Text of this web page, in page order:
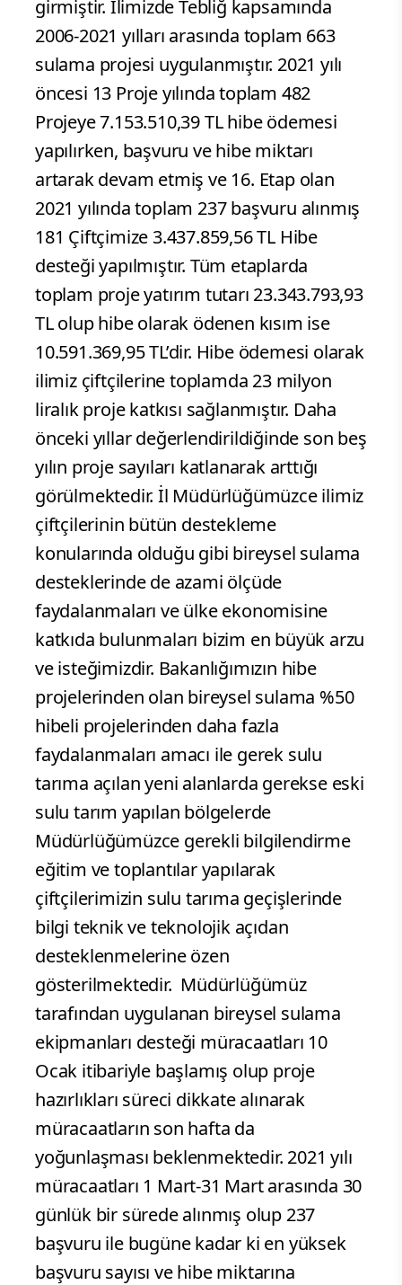
girmiştir. İlimizde Tebliğ kapsamında
2006-2021 yılları arasında toplam 663
sulama projesi uygulanmıştır. 2021 yılı
öncesi 13 Proje yılında toplam 482
Projeye 7.153.510,39 TL hibe ödemesi
yapılırken, başvuru ve hibe miktarı
artarak devam etmiş ve 16. Etap olan
2021 yılında toplam 237 başvuru alınmış
181 Çiftçimize 3.437.859,56 TL Hibe
desteği yapılmıştır. Tüm etaplarda
toplam proje yatırım tutarı 23.343.793,93
TL olup hibe olarak ödenen kısım ise
10.591.369,95 TL’dir. Hibe ödemesi olarak
ilimiz çiftçilerine toplamda 23 milyon
liralık proje katkısı sağlanmıştır. Daha
önceki yıllar değerlendirildiğinde son beş
yılın proje sayıları katlanarak arttığı
görülmektedir. İl Müdürlüğümüzce ilimiz
çiftçilerinin bütün destekleme
konularında olduğu gibi bireysel sulama
desteklerinde de azami ölçüde
faydalanmaları ve ülke ekonomisine
katkıda bulunmaları bizim en büyük arzu
ve isteğimizdir. Bakanlığımızın hibe
projelerinden olan bireysel sulama %50
hibeli projelerinden daha fazla
faydalanmaları amacı ile gerek sulu
tarıma açılan yeni alanlarda gerekse eski
sulu tarım yapılan bölgelerde
Müdürlüğümüzce gerekli bilgilendirme
eğitim ve toplantılar yapılarak
çiftçilerimizin sulu tarıma geçişlerinde
bilgi teknik ve teknolojik açıdan
desteklenmelerine özen
gösterilmektedir. Müdürlüğümüz
tarafından uygulanan bireysel sulama
ekipmanları desteği müracaatları 10
Ocak itibariyle başlamış olup proje
hazırlıkları süreci dikkate alınarak
müracaatların son hafta da
yoğunlaşması beklenmektedir. 2021 yılı
müracaatları 1 Mart-31 Mart arasında 30
günlük bir sürede alınmış olup 237
başvuru ile bugüne kadar ki en yüksek
başvuru sayısı ve hibe miktarına